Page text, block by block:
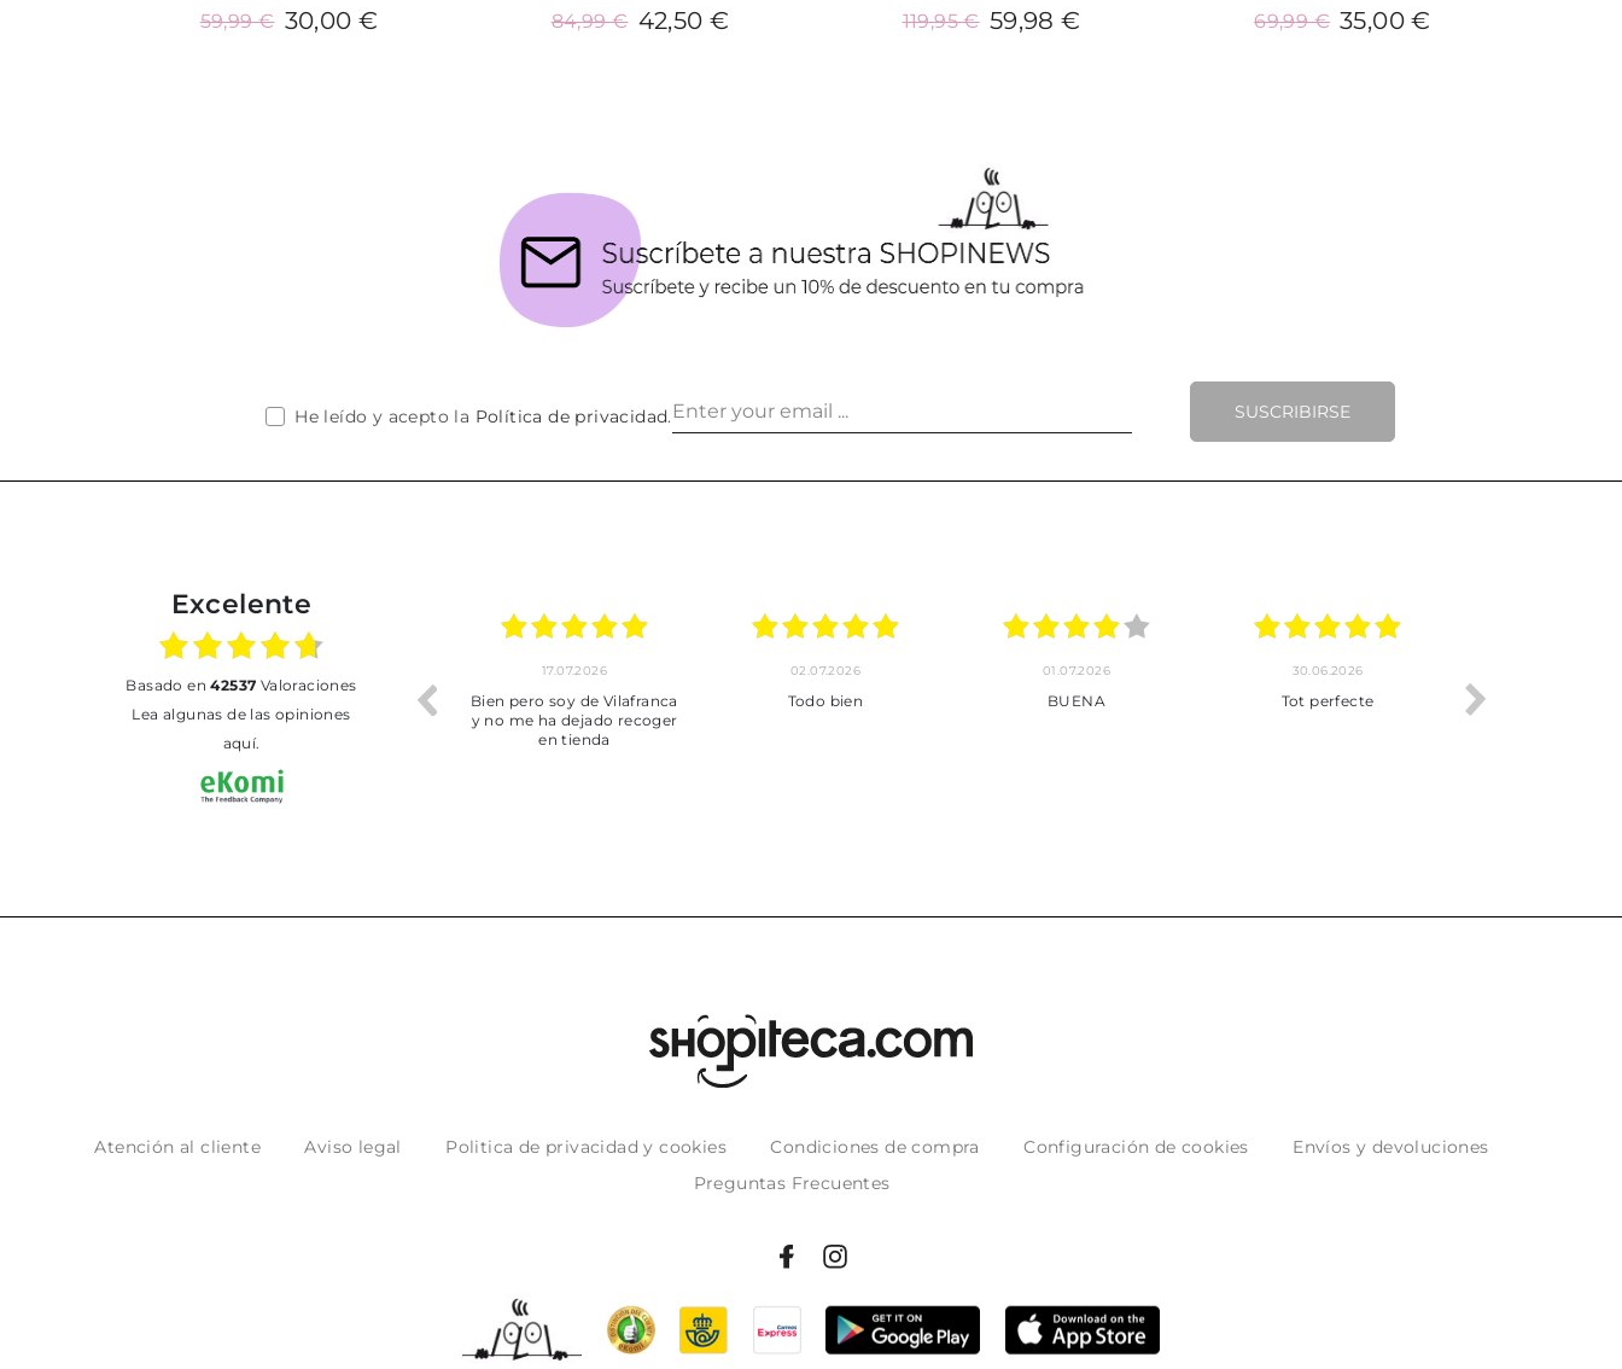
30,00 €
59,99 € 42,50 €
84,99 € 59,98 €
119,95 € 35,00 €
69,99 €
SUSCRIBIRSE
He leído y acepto la Política de privacidad.
Excelente
basado en42537 Valoraciones
Lea algunas de las opiniones
aquí.
24.06.2026
***
23.06.2026
Pedido hecho, pedido
22.06.2026
Servicio muy completo
20.06.2026
Envío rápido
Atención al cliente Aviso legal Politica de privacidad y cookies Condiciones de compra Configuración de cookies
Envíos y devoluciones
Preguntas Frecuentes